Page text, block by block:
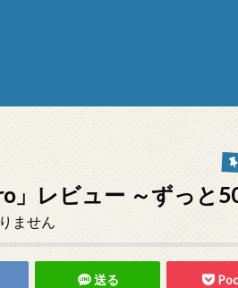
」レビュー ～ずっと
ません
送る